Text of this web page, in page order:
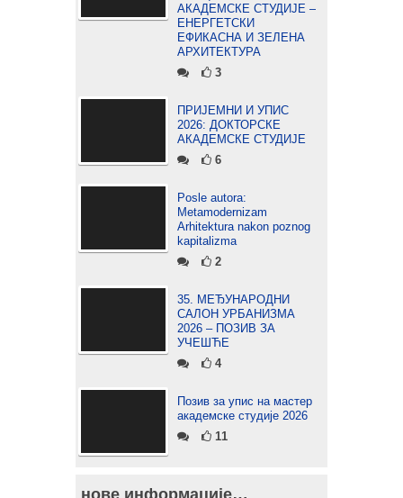
АКАДЕМСКЕ СТУДИЈЕ –
ЕНЕРГЕТСКИ
ЕФИКАСНА И ЗЕЛЕНА
АРХИТЕКТУРА
3
ПРИЈЕМНИ И УПИС
2026: ДОКТОРСКЕ
АКАДЕМСКЕ СТУДИЈЕ
6
Posle autora:
Metamodernizam
Arhitektura nakon poznog
kapitalizma
2
35. МЕЂУНАРОДНИ
САЛОН УРБАНИЗМА
2026 – ПОЗИВ ЗА
УЧЕШЋЕ
4
Позив за упис на мастер
академске студије 2026
11
нове информације…